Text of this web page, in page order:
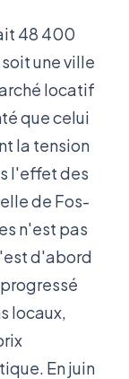
48 400
une ville
locatif
que celui
la tension
l'effet des
de Fos-
n'est pas
d'abord
locaux,
En juin